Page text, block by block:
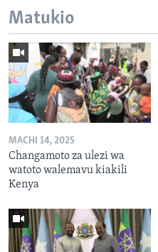
Matukio
MACHI 14, 2025
Changamoto za ulezi wa
watoto walemavu kiakili
Kenya